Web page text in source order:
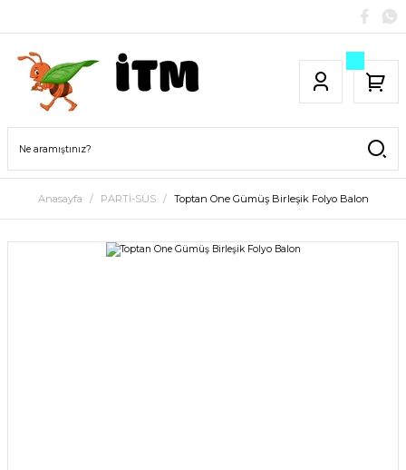
Anasayfa PARTİ-SÜS Toptan One Gümüş Birleşik Folyo Balon